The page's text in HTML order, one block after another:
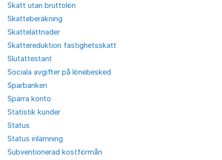
Skatt utan bruttolön
Skatteberäkning
Skattelättnader
Skattereduktion fastighetsskatt
Slutattestant
Sociala avgifter på lönebesked
Sparbanken
Spärra konto
Statistik kunder
Status
Status inlämning
Subventionerad kostförmån